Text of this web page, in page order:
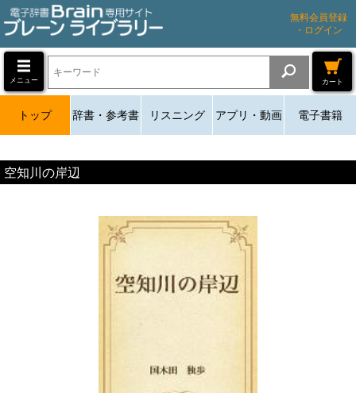
無料会員登録
・ログイン
メニュー カート
トップ 辞書・参考書 リスニング アプリ・動画 電子書籍
空知川の岸辺